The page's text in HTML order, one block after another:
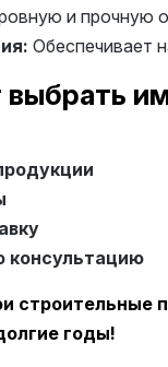
и прочную
Обеспечивает
консультацию
строительные
годы!